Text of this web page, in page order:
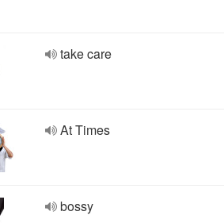
take care
At Times
bossy